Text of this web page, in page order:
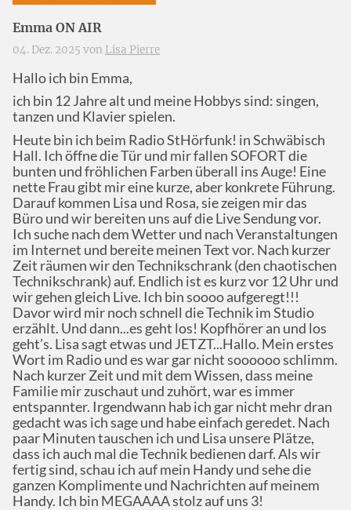
Emma ON AIR
04. Dez. 2025 von Lisa Pierre
Hallo ich bin Emma,
ich bin 12 Jahre alt und meine Hobbys sind: singen,
tanzen und Klavier spielen.
Heute bin ich beim Radio StHörfunk! in Schwäbisch
Hall. Ich öffne die Tür und mir fallen SOFORT die
bunten und fröhlichen Farben überall ins Auge! Eine
nette Frau gibt mir eine kurze, aber konkrete Führung.
Darauf kommen Lisa und Rosa, sie zeigen mir das
Büro und wir bereiten uns auf die Live Sendung vor.
Ich suche nach dem Wetter und nach Veranstaltungen
im Internet und bereite meinen Text vor. Nach kurzer
Zeit räumen wir den Technikschrank (den chaotischen
Technikschrank) auf. Endlich ist es kurz vor 12 Uhr und
wir gehen gleich Live. Ich bin soooo aufgeregt!!!
Davor wird mir noch schnell die Technik im Studio
erzählt. Und dann...es geht los! Kopfhörer an und los
geht’s. Lisa sagt etwas und JETZT...Hallo. Mein erstes
Wort im Radio und es war gar nicht soooooo schlimm.
Nach kurzer Zeit und mit dem Wissen, dass meine
Familie mir zuschaut und zuhört, war es immer
entspannter. Irgendwann hab ich gar nicht mehr dran
gedacht was ich sage und habe einfach geredet. Nach
paar Minuten tauschen ich und Lisa unsere Plätze,
dass ich auch mal die Technik bedienen darf. Als wir
fertig sind, schau ich auf mein Handy und sehe die
ganzen Komplimente und Nachrichten auf meinem
Handy. Ich bin MEGAAAA stolz auf uns 3!